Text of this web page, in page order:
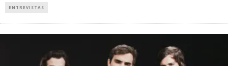
ENTREVISTAS